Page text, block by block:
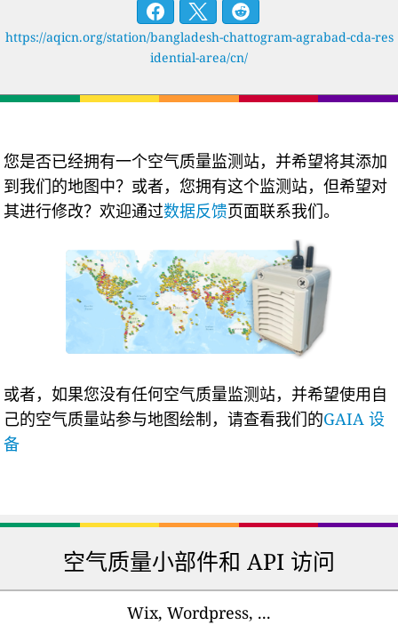
https://aqicn.org/station/bangladesh-chattogram-agrabad-cda-res
idential-area/cn/
您是否已经拥有一个空气质量监测站，并希望将其添加
到我们的地图中？或者，您拥有这个监测站，但希望对
其进行修改？欢迎通过数据反馈页面联系我们。
或者，如果您没有任何空气质量监测站，并希望使用自
己的空气质量站参与地图绘制，请查看我们的GAIA 设
备
空气质量小部件和 API 访问
Wix, Wordpress, ...